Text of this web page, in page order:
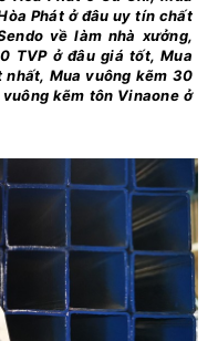
Phát ở đâu uy tín chất
về làm nhà xưởng,
TVP ở đâu giá tốt, Mua
nhất, Mua vuông kẽm 30
vuông kẽm tôn Vinaone ở